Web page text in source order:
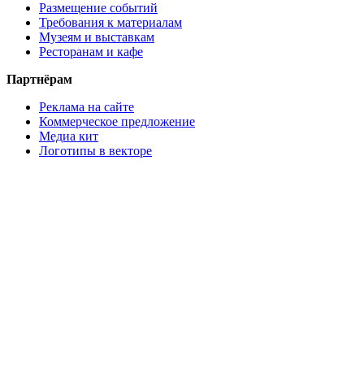
Размещение событий
Требования к материалам
Музеям и выставкам
Ресторанам и кафе
Партнёрам
Реклама на сайте
Коммерческое предложение
Медиа кит
Логотипы в векторе